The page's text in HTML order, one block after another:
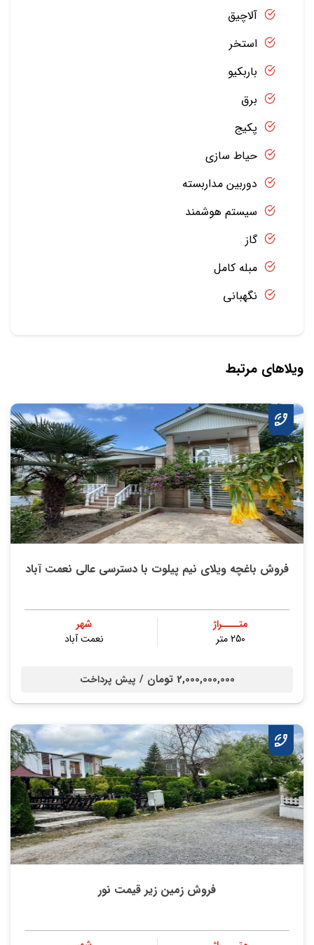
آلاچیق
استخر
باربکیو
برق
پکیج
حیاط سازی
دوربین مداربسته
سیستم هوشمند
گاز
مبله کامل
نگهبانی
ویلاهای مرتبط
فروش باغچه ویلای نیم پیلوت با دسترسی عالی نعمت آباد
متــــراژ
250 متر
شهر
نعمت آباد
2,000,000,000 تومان / پیش پرداخت
فروش زمین زیر قیمت نور